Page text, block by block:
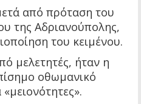
από πρόταση του
της Αδριανούπολης,
του κειμένου.
μελετητές, ήταν η
οθωμανικό